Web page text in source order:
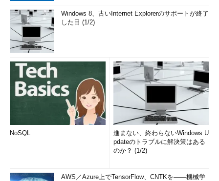
Windows 8、古いInternet Explorerのサポートが終了
した日 (1/2)
NoSQL
進まない、終わらないWindows U
pdateのトラブルに解決策はある
のか？ (1/2)
AWS／Azure上でTensorFlow、CNTKを――機械学